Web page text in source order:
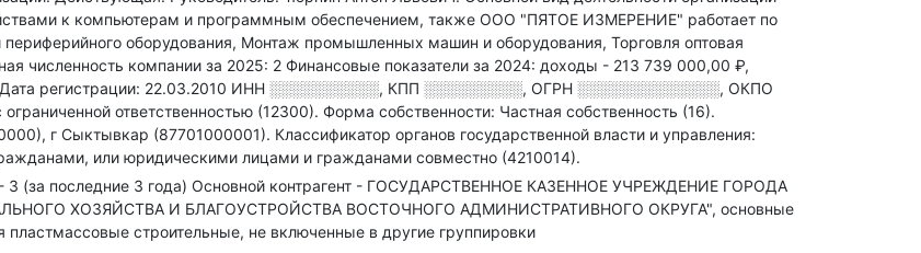
к компьютерам и программным обеспечением, также ООО "ПЯТОЕ ИЗМЕРЕНИЕ" работает по
оборудования, Монтаж промышленных машин и оборудования, Торговля оптовая
численность компании за 2025: 2 Финансовые показатели за 2024: доходы - 213 739 000,00 ₽,
Дата регистрации: 22.03.2010 ИНН ░░░░░░░░░░, КПП ░░░░░░░░░, ОГРН ░░░░░░░░░░░░░, ОКПО
ответственностью (12300). Форма собственности: Частная собственность (16).
г Сыктывкар (87701000001). Классификатор органов государственной власти и управления:
или юридическими лицами и гражданами совместно (4210014).
(за последние 3 года) Основной контрагент - ГОСУДАРСТВЕННОЕ КАЗЕННОЕ УЧРЕЖДЕНИЕ ГОРОДА
ХОЗЯЙСТВА И БЛАГОУСТРОЙСТВА ВОСТОЧНОГО АДМИНИСТРАТИВНОГО ОКРУГА", основные
строительные, не включенные в другие группировки